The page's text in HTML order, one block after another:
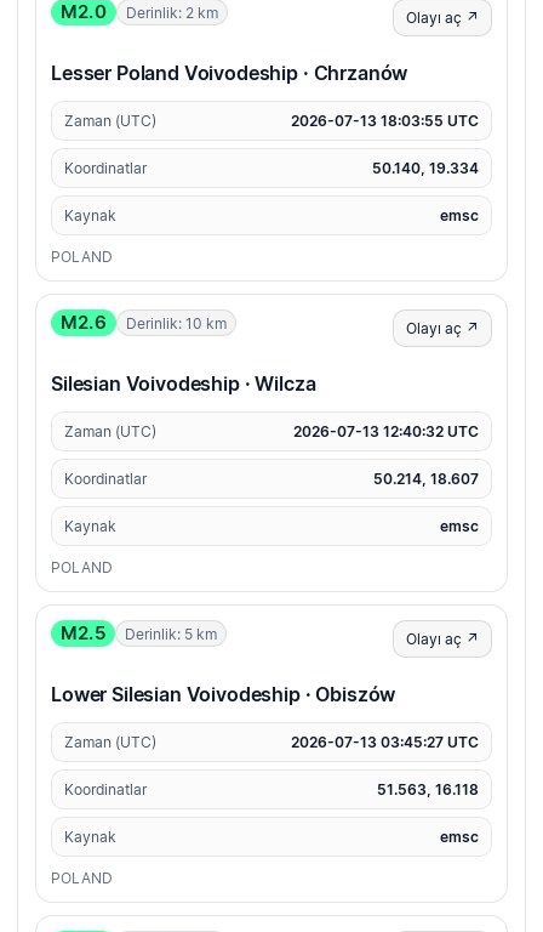
M2.0 Derinlik: 2 km Olayı aç ↗
Lesser Poland Voivodeship · Chrzanów
Zaman (UTC) 2026-07-13 18:03:55 UTC
Koordinatlar 50.140, 19.334
Kaynak emsc
POLAND
M2.6 Derinlik: 10 km Olayı aç ↗
Silesian Voivodeship · Wilcza
Zaman (UTC) 2026-07-13 12:40:32 UTC
Koordinatlar 50.214, 18.607
Kaynak emsc
POLAND
M2.5 Derinlik: 5 km Olayı aç ↗
Lower Silesian Voivodeship · Obiszów
Zaman (UTC) 2026-07-13 03:45:27 UTC
Koordinatlar 51.563, 16.118
Kaynak emsc
POLAND